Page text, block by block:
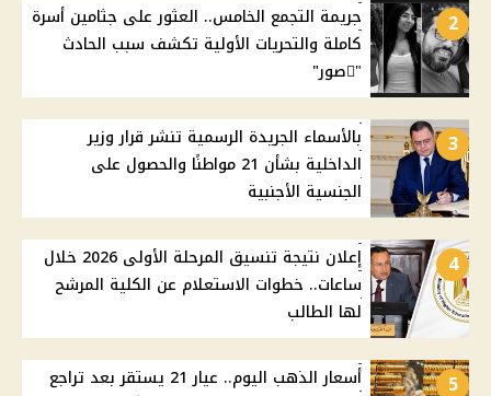
2
جريمة التجمع الخامس.. العثور على جثامين أسرة
كاملة والتحريات الأولية تكشف سبب الحادث
"ًصور"
3
بالأسماء الجريدة الرسمية تنشر قرار وزير
الداخلية بشأن 21 مواطنًا والحصول على
الجنسية الأجنبية
4
إعلان نتيجة تنسيق المرحلة الأولى 2026 خلال
ساعات.. خطوات الاستعلام عن الكلية المرشح
لها الطالب
5
أسعار الذهب اليوم.. عيار 21 يستقر بعد تراجع